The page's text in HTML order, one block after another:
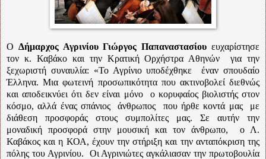
Ο Δήμαρχος Αγρινίου Γιώργος Παπαναστασίου ευχαρίστησε
τον κ. Καβάκο και την Κρατική Ορχήστρα Αθηνών
για την
ξεχωριστή συναυλία: «Το Αγρίνιο υποδέχθηκε
έναν σπουδαίο
Έλληνα. Μια φωτεινή προσωπικότητα που ακτινοβολεί διεθνώς
και αποδεικνύει ότι δεν είναι μόνο
ο κορυφαίος βιολιστής στον
κόσμο, αλλά ένας σπάνιος
άνθρωπος που ήρθε κοντά μας
με
διάθεση προσφοράς στους συμπολίτες μας. Σε αυτήν την
μοναδική προσφορά στην μουσική και τον άνθρωπο,
ο Λ.
Καβάκος και η ΚΟΑ, έχουν την στήριξη και την ανταπόκριση της
πόλης του Αγρινίου.
Οι Αγρινιώτες αγκάλιασαν την πρωτοβουλία